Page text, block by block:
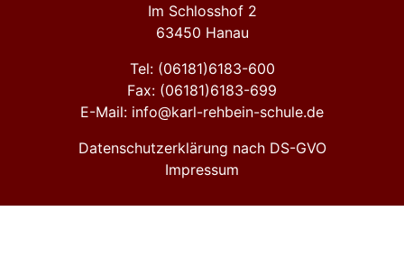
Im Schlosshof 2
63450 Hanau
Tel: (06181)6183-600
Fax: (06181)6183-699
E-Mail: info@karl-rehbein-schule.de
Datenschutzerklärung nach DS-GVO
Impressum